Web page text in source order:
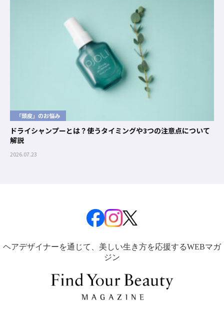
「頭皮」のお悩み
ドライシャンプーとは？使うタイミングや3つの注意点について
解説
2026.07.23
ヘアデザイナーを通じて、美しい生き方を応援するWEBマガ
ジン